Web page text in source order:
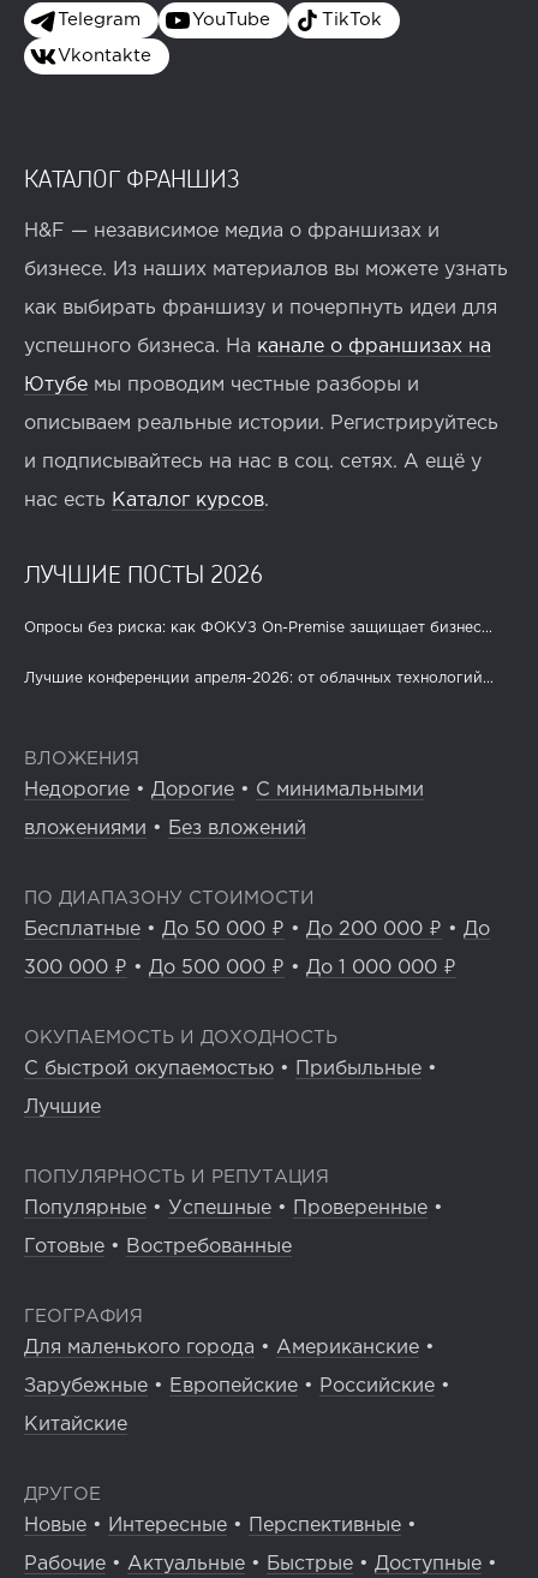
Telegram YouTube TikTok
Vkontakte
КАТАЛОГ ФРАНШИЗ
H&F — независимое медиа о франшизах и
бизнесе. Из наших материалов вы можете узнать
как выбирать франшизу и почерпнуть идеи для
успешного бизнеса. На канале о франшизах на
Ютубе мы проводим честные разборы и
описываем реальные истории. Регистрируйтесь
и подписывайтесь на нас в соц. сетях. А ещё у
нас есть Каталог курсов.
ЛУЧШИЕ ПОСТЫ 2026
Опросы без риска: как ФОКУЗ On-Premise защищает бизнес...
Лучшие конференции апреля-2026: от облачных технологий...
ВЛОЖЕНИЯ
Недорогие • Дорогие • С минимальными
вложениями • Без вложений
ПО ДИАПАЗОНУ СТОИМОСТИ
Бесплатные • До 50 000 ₽ • До 200 000 ₽ • До
300 000 ₽ • До 500 000 ₽ • До 1 000 000 ₽
ОКУПАЕМОСТЬ И ДОХОДНОСТЬ
С быстрой окупаемостью • Прибыльные •
Лучшие
ПОПУЛЯРНОСТЬ И РЕПУТАЦИЯ
Популярные • Успешные • Проверенные •
Готовые • Востребованные
ГЕОГРАФИЯ
Для маленького города • Американские •
Зарубежные • Европейские • Российские •
Китайские
ДРУГОЕ
Новые • Интересные • Перспективные •
Рабочие • Актуальные • Быстрые • Доступные •